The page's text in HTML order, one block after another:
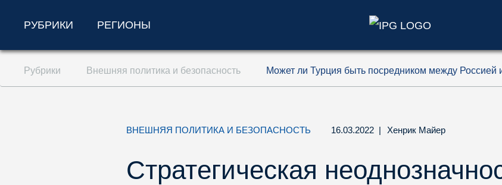
Перейти к содержанию (ключ доступа '1')
Перейти к поиску (ключ доступа '2')
РУБРИКИ РЕГИОНЫ
Рубрики Внешняя политика и безопасность Может ли Турция быть посредником между Россией
ВНЕШНЯЯ ПОЛИТИКА И БЕЗОПАСНОСТЬ 16.03.2022 | Хенрик Майер
Стратегическая